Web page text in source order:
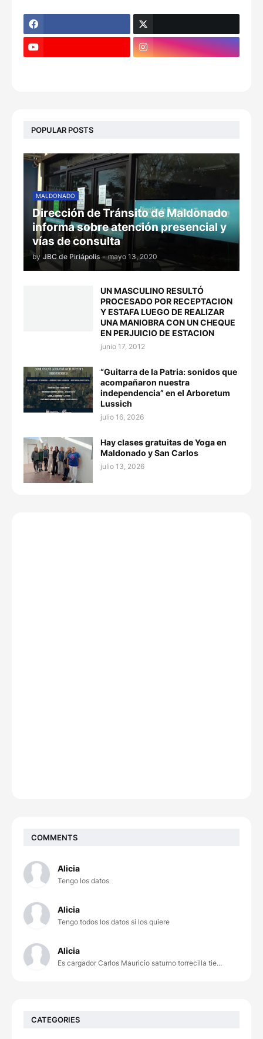
POPULAR POSTS
MALDONADO
Dirección de Tránsito de Maldonado
informa sobre atención presencial y
vías de consulta
by JBC de Piriápolis - mayo 13, 2020
UN MASCULINO RESULTÓ
PROCESADO POR RECEPTACION
Y ESTAFA LUEGO DE REALIZAR
UNA MANIOBRA CON UN CHEQUE
EN PERJUICIO DE ESTACION
junio 17, 2012
“Guitarra de la Patria: sonidos que
acompañaron nuestra
independencia” en el Arboretum
Lussich
julio 16, 2026
Hay clases gratuitas de Yoga en
Maldonado y San Carlos
julio 13, 2026
COMMENTS
Alicia
Tengo los datos
Alicia
Tengo todos los datos si los quiere
Alicia
Es cargador Carlos Mauricio saturno torrecilla tie...
CATEGORIES